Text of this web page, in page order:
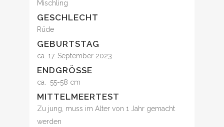
Mischling
GESCHLECHT
Rüde
GEBURTSTAG
ca. 17. September 2023
ENDGRÖSSE
ca. 55-58 cm
MITTELMEERTEST
Zu jung, muss im Alter von 1 Jahr gemacht
werden